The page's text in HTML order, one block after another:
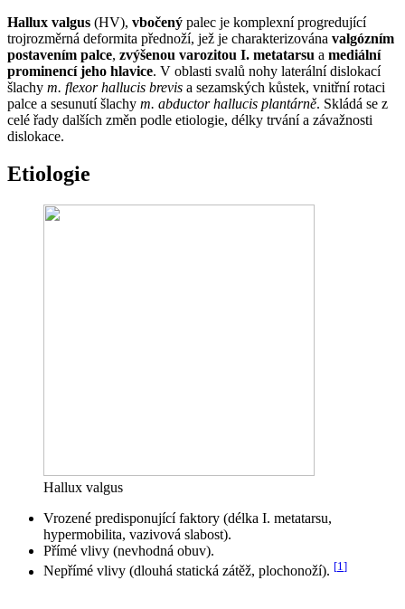
Hallux valgus (HV), vbočený palec je komplexní progredující
trojrozměrná deformita přednoží, jež je charakterizována valgózním
postavením palce, zvýšenou varozitou I. metatarsu a mediální
prominencí jeho hlavice. V oblasti svalů nohy laterální dislokací
šlachy m. flexor hallucis brevis a sezamských kůstek, vnitřní rotaci
palce a sesunutí šlachy m. abductor hallucis plantárně. Skládá se z
celé řady dalších změn podle etiologie, délky trvání a závažnosti
dislokace.
Etiologie
Hallux valgus
Vrozené predisponující faktory (délka I. metatarsu,
hypermobilita, vazivová slabost).
Přímé vlivy (nevhodná obuv).
Nepřímé vlivy (dlouhá statická zátěž, plochonoží). [1]